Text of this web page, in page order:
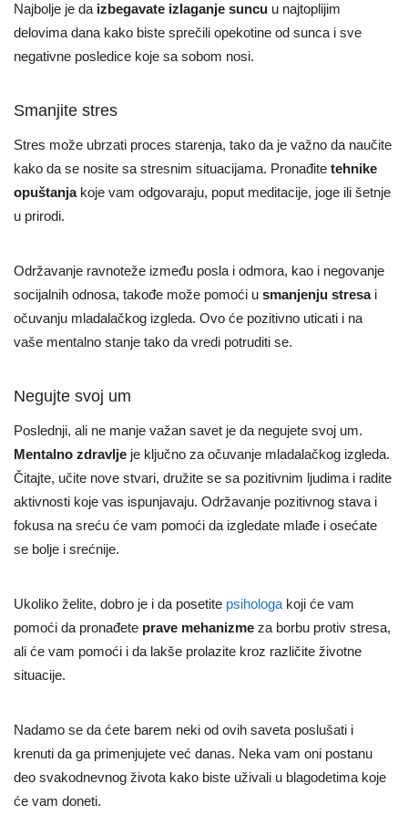
Najbolje je daizbegavate izlaganje suncu u najtoplijim
delovima dana kako biste sprečili opekotine od sunca i sve
negativne posledice koje sa sobom nosi.
Smanjite stres
Stres može ubrzati proces starenja, tako da je važno da naučite
kako da se nosite sa stresnim situacijama. Pronađite tehnike
opuštanjakoje vam odgovaraju, poput meditacije, joge ili šetnje
u prirodi.
Održavanje ravnoteže između posla i odmora, kao i negovanje
socijalnih odnosa, takođe može pomoći u smanjenju stresa i
očuvanju mladalačkog izgleda. Ovo će pozitivno uticati i na
vaše mentalno stanje tako da vredi potruditi se.
Negujte svoj um
Poslednji, ali ne manje važan savet je da negujete svoj um.
Mentalno zdravlje je ključno za očuvanje mladalačkog izgleda.
Čitajte, učite nove stvari, družite se sa pozitivnim ljudima i radite
aktivnosti koje vas ispunjavaju. Održavanje pozitivnog stava i
fokusa na sreću će vam pomoći da izgledate mlađe i osećate
se bolje i srećnije.
Ukoliko želite, dobro je i da posetite psihologa koji će vam
pomoći da pronađete prave mehanizme za borbu protiv stresa,
ali će vam pomoći i da lakše prolazite kroz različite životne
situacije.
Nadamo se da ćete barem neki od ovih saveta poslušati i
krenuti da ga primenjujete već danas. Neka vam oni postanu
deo svakodnevnog života kako biste uživali u blagodetima koje
će vam doneti.